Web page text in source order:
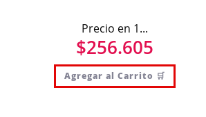
Precio en 1...
$256.605
Agregar al Carrito 🛒